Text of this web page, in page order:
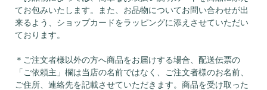
てお包みいたします。また、お品物についてお問い合わせが出
来るよう、ショップカードをラッピングに添えさせていただい
ております。
＊ご注文者様以外の方へ商品をお届けする場合、配送伝票の
「ご依頼主」欄は当店の名前ではなく、ご注文者様のお名前、
ご住所、連絡先を記載させていただきます。商品を受け取った